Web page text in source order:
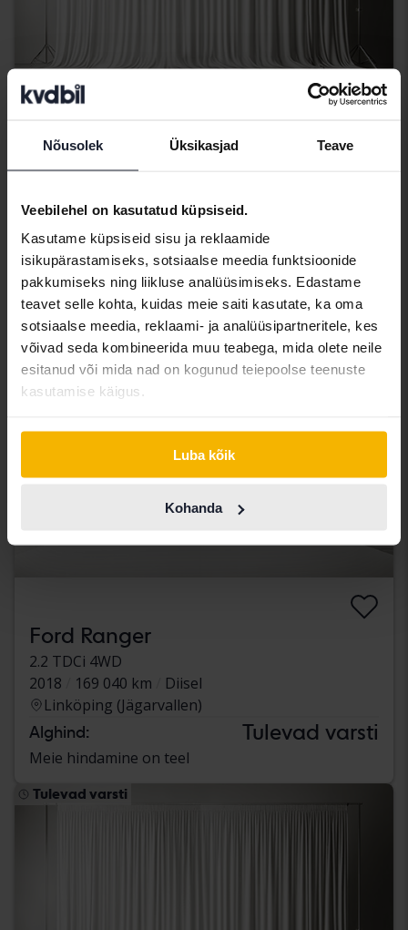
Nõusolek Üksikasjad Teave
Veebilehel on kasutatud küpsiseid.
Kasutame küpsiseid sisu ja reklaamide
isikupärastamiseks, sotsiaalse meedia funktsioonide
pakkumiseks ning liikluse analüüsimiseks. Edastame
teavet selle kohta, kuidas meie saiti kasutate, ka oma
sotsiaalse meedia, reklaami- ja analüüsipartneritele, kes
võivad seda kombineerida muu teabega, mida olete neile
esitanud või mida nad on kogunud teiepoolse teenuste
kasutamise käigus.
Luba kõik
Kohanda
Ford Edge
2.0 TDCi
Diisel
Svedala
Alghind: Tulevad varsti
Meie hindamine on teel
Tulevad varsti
Ford Ranger
2.2 TDCi 4WD
2018
169 040 km
Diisel
Linköping (Jägarvallen)
Alghind: Tulevad varsti
Meie hindamine on teel
Tulevad varsti